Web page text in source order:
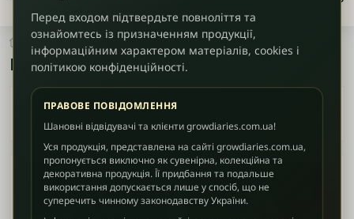
CBD / Медичні Високий CBD
Високий CBD
Перед входом підтвердьте повноліття та
ознайомтесь із призначенням продукції,
інформаційним характером матеріалів, cookies і
політикою конфіденційності.
ПРАВОВЕ ПОВІДОМЛЕННЯ
Шановні відвідувачі та клієнти growdiaries.com.ua!
Уся продукція, представлена на сайті growdiaries.com.ua,
пропонується виключно як сувенірна, колекційна та
декоративна продукція. Її придбання та подальше
використання допускається лише у спосіб, що не
суперечить чинному законодавству України.
Фенотип
Sativa-
домінант
Indica /
Гібрид